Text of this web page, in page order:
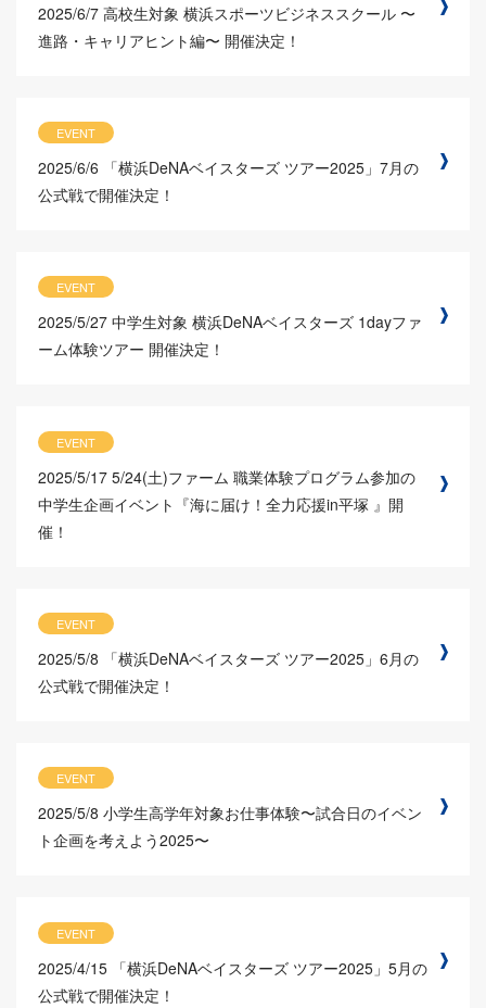
2025/6/7 高校生対象 横浜スポーツビジネススクール 〜
進路・キャリアヒント編〜 開催決定！
EVENT
2025/6/6
「横浜DeNAベイスターズ ツアー2025」7月の
公式戦で開催決定！
EVENT
2025/5/27 中学生対象 横浜DeNAベイスターズ 1dayファ
ーム体験ツアー 開催決定！
EVENT
2025/5/17 5/24(土)ファーム 職業体験プログラム参加の
中学生企画イベント『海に届け！全力応援in平塚 』開
催！
EVENT
2025/5/8
「横浜DeNAベイスターズ ツアー2025」6月の
公式戦で開催決定！
EVENT
2025/5/8 小学生高学年対象お仕事体験〜試合日のイベン
ト企画を考えよう2025〜
EVENT
2025/4/15 「横浜DeNAベイスターズ ツアー2025」5月の
公式戦で開催決定！